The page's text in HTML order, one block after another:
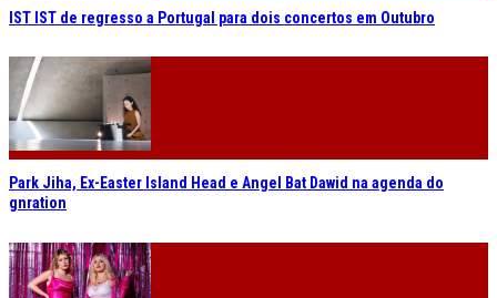
IST IST de regresso a Portugal para dois concertos em Outubro
Park Jiha, Ex-Easter Island Head e Angel Bat Dawid na agenda do
gnration